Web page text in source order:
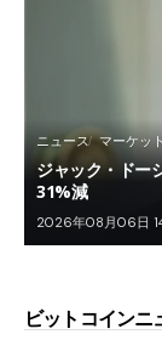
ニュース マーケッ
ジャック・ドー
31%減
2026年08月06日
ビットコインニ